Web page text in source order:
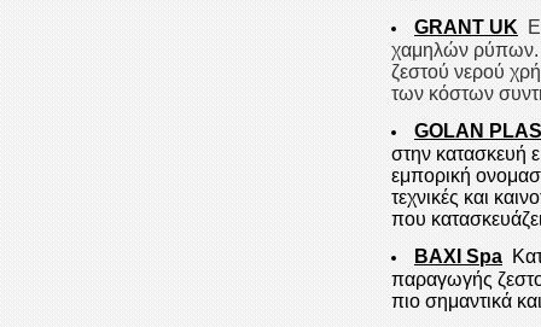
GRANT UK
χαμηλών ρύπων.
ζεστού νερού
των κόστων
GOLAN
στην κατασκευή
εμπορική
τεχνικές και
που
BAXI Spa
παραγωγής
πιο σημαντικά